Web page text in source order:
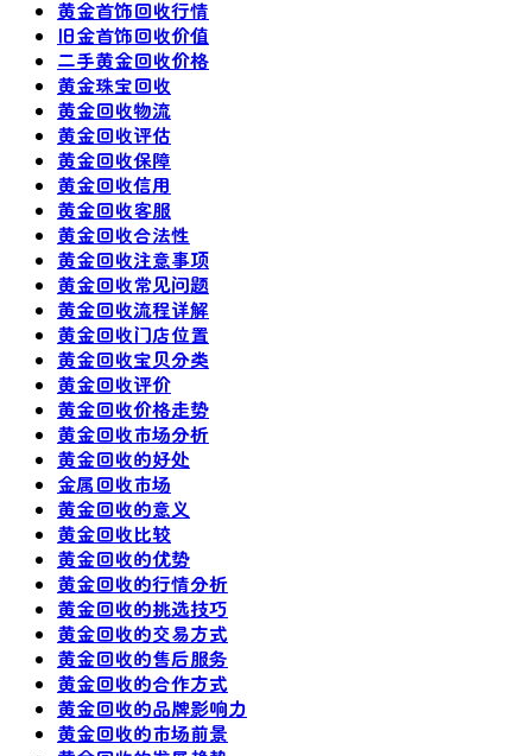
黄金首饰回收行情
旧金首饰回收价值
二手黄金回收价格
黄金珠宝回收
黄金回收物流
黄金回收评估
黄金回收保障
黄金回收信用
黄金回收客服
黄金回收合法性
黄金回收注意事项
黄金回收常见问题
黄金回收流程详解
黄金回收门店位置
黄金回收宝贝分类
黄金回收评价
黄金回收价格走势
黄金回收市场分析
黄金回收的好处
金属回收市场
黄金回收的意义
黄金回收比较
黄金回收的优势
黄金回收的行情分析
黄金回收的挑选技巧
黄金回收的交易方式
黄金回收的售后服务
黄金回收的合作方式
黄金回收的品牌影响力
黄金回收的市场前景